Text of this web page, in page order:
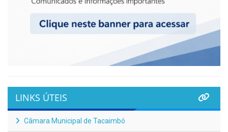
LINKS ÚTEIS
Câmara Municipal de Tacaimbó